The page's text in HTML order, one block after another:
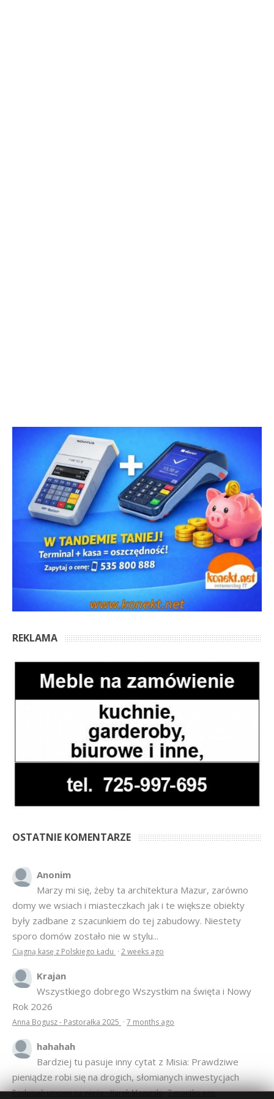
REKLAMA
OSTATNIE KOMENTARZE
Anonim
Marzy mi się, żeby ta architektura Mazur, zarówno
domy we wsiach i miasteczkach jak i te większe obiekty
były zadbane z szacunkiem do tej zabudowy. Niestety
sporo domów zostało nie w stylu...
Ciągną kasę z Polskiego Ładu · 2 weeks ago
Krajan
Wszystkiego dobrego Wszystkim na święta i Nowy
Rok 2026
Anna Bogusz - Pastorałka 2025 · 7 months ago
hahahah
Bardziej tu pasuje inny cytat z Misia: Prawdziwe
pieniądze robi się na drogich, słomianych inwestycjach
Podpisali umowę na wieżę - Kurek Mazurski·7 months ago